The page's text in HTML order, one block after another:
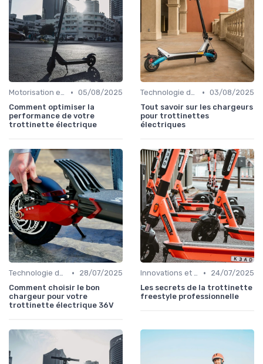
Motorisation et puissance • 05/08/2025
Comment optimiser la
performance de votre
trottinette électrique
Technologie des batteries • 03/08/2025
Tout savoir sur les chargeurs
pour trottinettes
électriques
Technologie des batteries •
28/07/2025
Comment choisir le bon
chargeur pour votre
trottinette électrique 36V
Innovations et évolutions •
24/07/2025
Les secrets de la trottinette
freestyle professionnelle